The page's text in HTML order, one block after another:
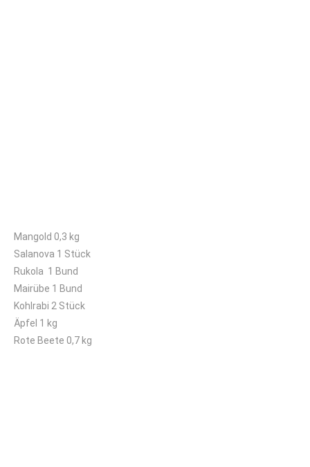
Mangold 0,3 kg
Salanova 1 Stück
Rukola 1 Bund
Mairübe 1 Bund
Kohlrabi 2 Stück
Äpfel 1 kg
Rote Beete 0,7 kg